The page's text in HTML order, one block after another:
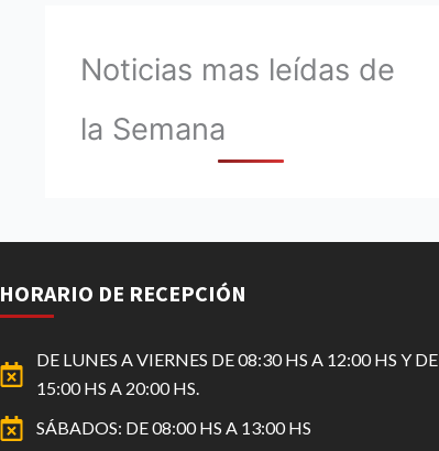
Noticias mas leídas de
la Semana
HORARIO DE RECEPCIÓN
DE LUNES A VIERNES DE 08:30 HS A 12:00 HS Y DE
15:00 HS A 20:00 HS.
SÁBADOS: DE 08:00 HS A 13:00 HS